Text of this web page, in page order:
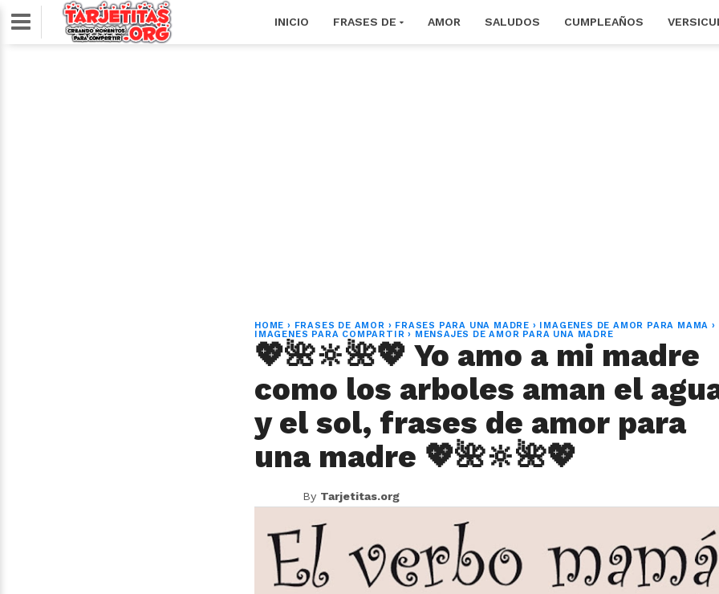
INICIO FRASES DE AMOR SALUDOS CUMPLEAÑOS
HOME › FRASES DE AMOR › FRASES PARA UNA MADRE › IMAGENES DE AMOR PARA MAMA ›
IMAGENES PARA COMPARTIR › MENSAJES DE AMOR PARA UNA MADRE
💖🌺🔆🌺💖 Yo amo a mi madre
como los arboles aman el
y el sol, frases de amor para
una madre 💖🌺🔆🌺💖
By Tarjetitas.org